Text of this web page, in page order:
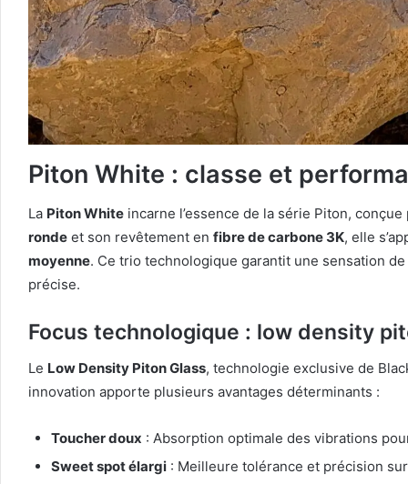
Piton White : classe et
La Piton White incarne l’essence de la série Piton,
ronde et son revêtement en fibre de carbone 3K, elle
moyenne. Ce trio technologique garantit une sensation
précise.
Focus technologique : low density
Le Low Density Piton Glass, technologie exclusive de
innovation apporte plusieurs avantages déterminants :
Toucher doux : Absorption optimale des vibrations
Sweet spot élargi : Meilleure tolérance et précision